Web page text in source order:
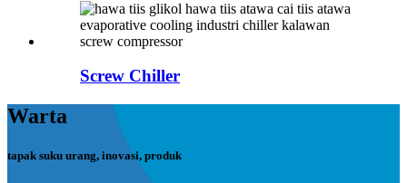
Screw Chiller
Warta
tapak suku urang, inovasi, produk